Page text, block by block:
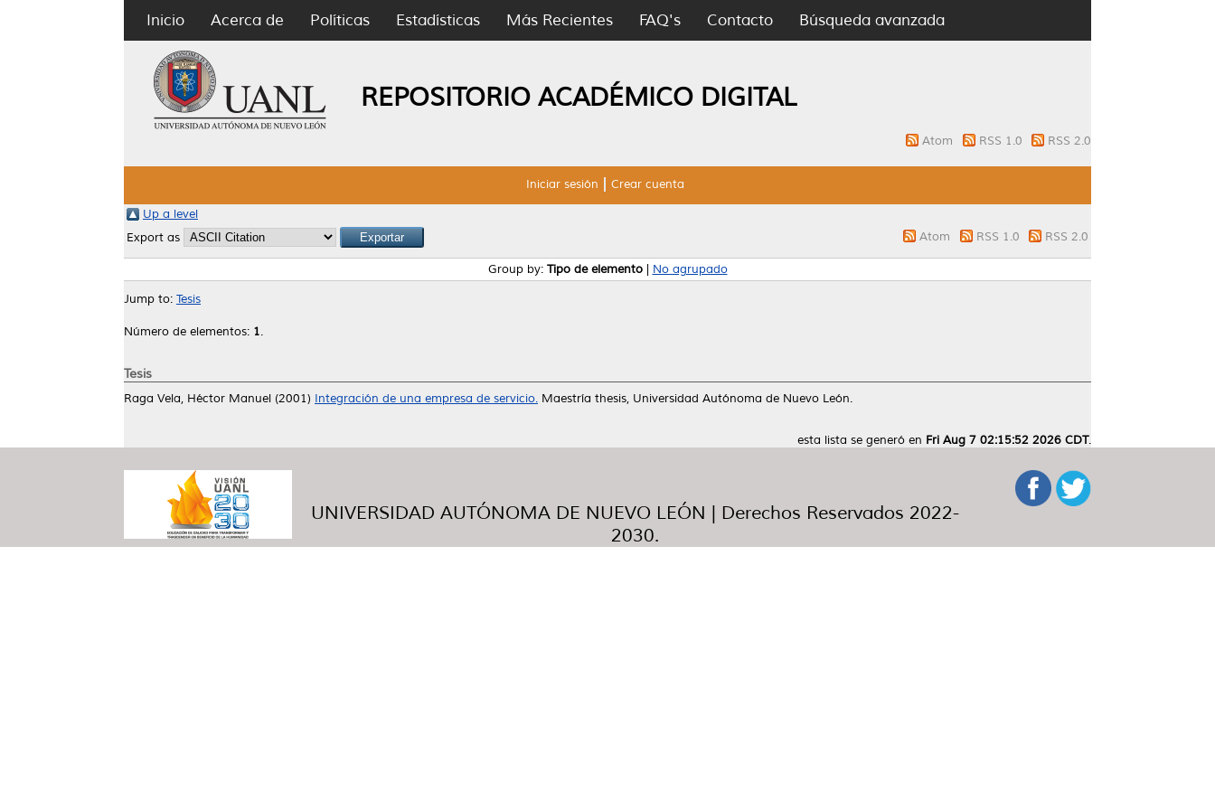
Inicio Acerca de Políticas Estadísticas Más Recientes FAQ's Contacto Búsqueda avanzada
REPOSITORIO ACADÉMICO DIGITAL
Atom RSS 1.0 RSS 2.0
Iniciar sesión Crear cuenta
Up a level
Export as
Atom RSS 1.0 RSS 2.0
Group by: Tipo de elemento| No agrupado
Jump to: Tesis
Número de elementos: 1.
Tesis
Raga Vela, Héctor Manuel (2001) Integración de una empresa de servicio. Maestría thesis, Universidad Autónoma de Nuevo León.
esta lista se generó en Fri Aug 7 02:15:52 2026 CDT.
UNIVERSIDAD AUTÓNOMA DE NUEVO LEÓN | Derechos Reservados 2022-
2030.